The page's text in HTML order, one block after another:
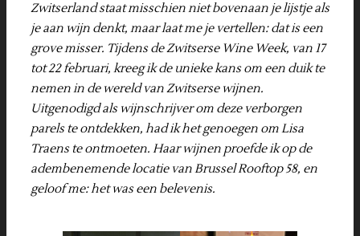
Zwitserland staat misschien niet bovenaan je lijstje als
je aan wijn denkt, maar laat me je vertellen: dat is een
grove misser. Tijdens de Zwitserse Wine Week, van 17
tot 22 februari, kreeg ik de unieke kans om een duik te
nemen in de wereld van Zwitserse wijnen.
Uitgenodigd als wijnschrijver om deze verborgen
parels te ontdekken, had ik het genoegen om Lisa
Traens te ontmoeten. Haar wijnen proefde ik op de
adembenemende locatie van Brussel Rooftop 58, en
geloof me: het was een belevenis.